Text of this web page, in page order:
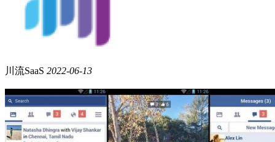
川流SaaS 2022-06-13